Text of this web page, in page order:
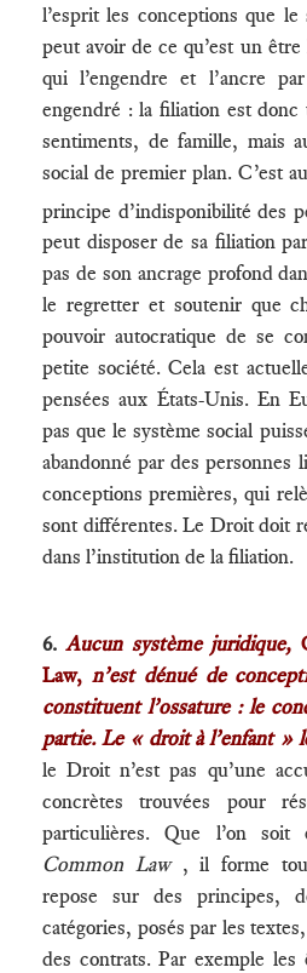
l’esprit les conceptions que
peut avoir de ce qu’est un
qui l’engendre et l’ancre
engendré : la filiation est donc
sentiments, de famille, mais
social de premier plan. C’est
principe d’indisponibilité des
peut disposer de sa filiation
pas de son ancrage profond
le regretter et soutenir que
pouvoir autocratique de se
petite société. Cela est
pensées aux États-Unis. En
pas que le système social
abandonné par des personnes
conceptions premières, qui
sont différentes. Le Droit doit
dans l’institution de la filiation.
6.Aucun système juridique,
Law, n’est dénué de
constituent l’ossature : le
partie. Le « droit à l’enfant »
le Droit n’est pas qu’une
concrètes trouvées pour
particulières. Que l’on soit
Common Law , il forme
repose sur des principes,
catégories, posés par les
des contrats. Par exemple les